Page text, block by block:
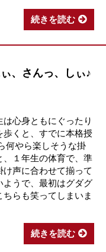
続きを読む
、さんっ、しぃ♪
心身ともにぐったり
歩くと、すでに本格授
やら楽しそうな掛
、１年生の体育で、準
声に合わせて揃って
ようで、最初はグダグ
らも笑ってしまいま
続きを読む